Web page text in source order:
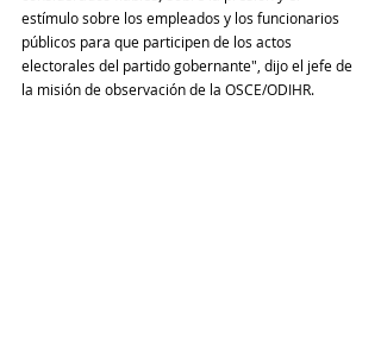
estímulo sobre los empleados y los funcionarios
públicos para que participen de los actos
electorales del partido gobernante", dijo el jefe de
la misión de observación de la OSCE/ODIHR.